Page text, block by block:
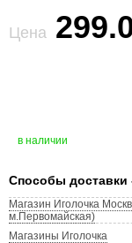
Цена
в наличии
Способы доставки
Магазин Иголочка
м.Первомайская)
Магазины Иголочка